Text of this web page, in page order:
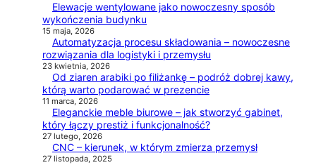
Elewacje wentylowane jako nowoczesny sposób
wykończenia budynku
15 maja, 2026
Automatyzacja procesu składowania – nowoczesne
rozwiązania dla logistyki i przemysłu
23 kwietnia, 2026
Od ziaren arabiki po filiżankę – podróż dobrej kawy,
którą warto podarować w prezencie
11 marca, 2026
Eleganckie meble biurowe – jak stworzyć gabinet,
który łączy prestiż i funkcjonalność?
27 lutego, 2026
CNC – kierunek, w którym zmierza przemysł
27 listopada, 2025